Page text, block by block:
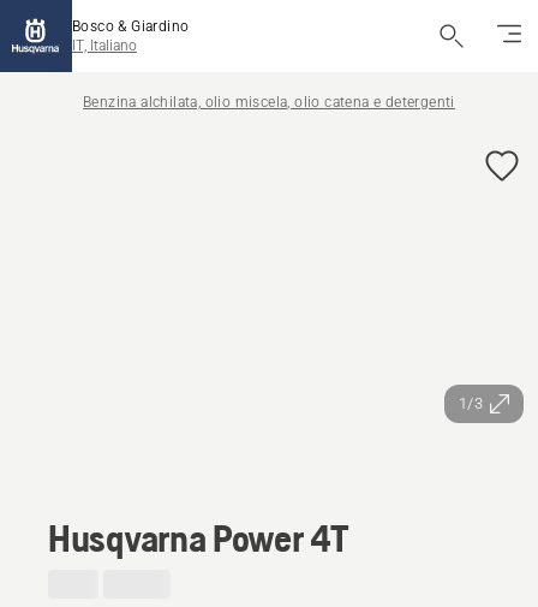
Bosco & Giardino
IT, Italiano
Benzina alchilata, olio miscela, olio catena e detergenti
1/3
Husqvarna Power 4T